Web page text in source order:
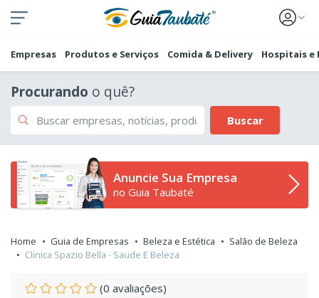
Empresas Produtos e Serviços Comida & Delivery Hospitais e
Procurando o quê?
Buscar
Anuncie Sua Empresa
no Guia Taubaté
Home Guia de Empresas Beleza e Estética
Salão de Beleza
Clinica Spazio Bella - Saude E Beleza
(0 avaliações)